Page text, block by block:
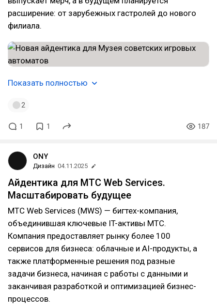
расширение: от зарубежных гастролей до нового
филиала.
Показать полностью
2
1 1 187
ONY
Дизайн 04.11.2025
Айдентика для МТС Web Services.
Масштабировать будущее
MTC Web Services (MWS) — бигтех-компания,
объединившая ключевые IT-активы МТС.
Компания предоставляет рынку более 100
сервисов для бизнеса: облачные и AI-продукты, а
также платформенные решения под разные
задачи бизнеса, начиная с работы с данными и
заканчивая разработкой и оптимизацией бизнес-
процессов.